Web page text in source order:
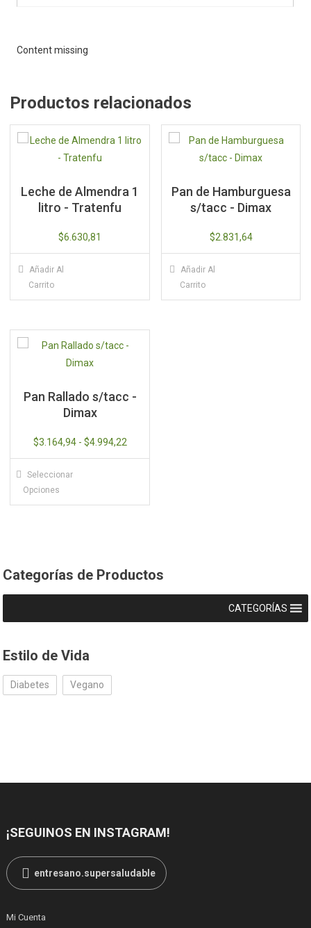
Content missing
Productos relacionados
Leche de Almendra 1
litro - Tratenfu
$6.630,81
Añadir Al
Carrito
Pan de Hamburguesa
s/tacc - Dimax
$2.831,64
Añadir Al
Carrito
Pan Rallado s/tacc -
Dimax
$3.164,94 - $4.994,22Rango
de
Seleccionar
Opciones
opciones
elegir
página
de
Categorías de Productos
CATEGORÍAS
Estilo de Vida
Diabetes Vegano
¡SEGUINOS EN INSTAGRAM!
entresano.supersaludable
Mi Cuenta